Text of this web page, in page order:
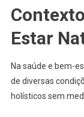
Estar
Na saúde e bem-
de diversas
holísticos sem